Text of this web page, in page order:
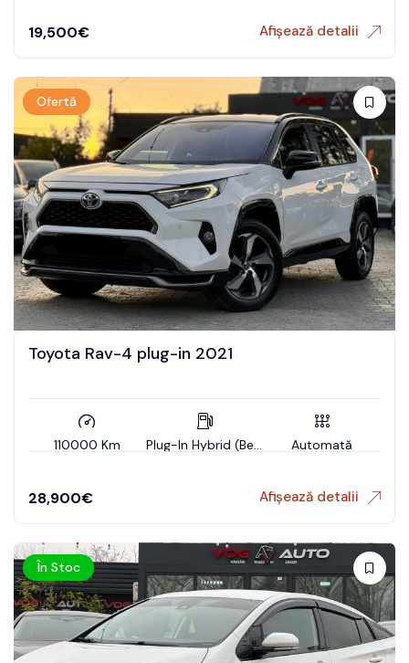
19,500€ Afișează detalii
Ofertă
Toyota Rav-4 plug-in 2021
110000 Km Plug-In Hybrid (Benzin) Automată
28,900€ Afișează detalii
În Stoc